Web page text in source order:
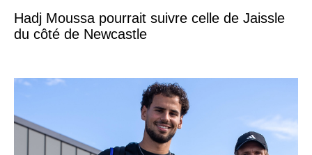
Hadj Moussa pourrait suivre celle de Jaissle
du côté de Newcastle